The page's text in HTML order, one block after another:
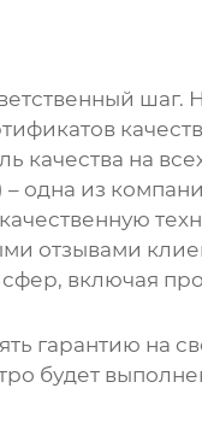
шаг.
на
одна из
отзывами
включая
гарантию на
будет